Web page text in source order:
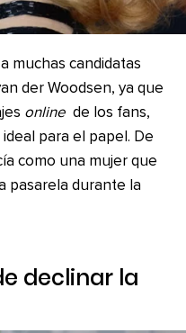
muchas candidatas
der Woodsen, ya que
online de los fans,
para el papel. De
como una mujer que
pasarela durante la
declinar la